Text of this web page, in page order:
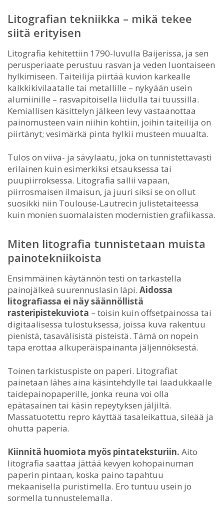
Litografian tekniikka – mikä tekee
siitä erityisen
Litografia kehitettiin 1790-luvulla Baijerissa, ja sen
perusperiaate perustuu rasvan ja veden luontaiseen
hylkimiseen. Taiteilija piirtää kuvion karkealle
kalkkikivilaatalle tai metallille – nykyään usein
alumiinille – rasvapitoisella liidulla tai tuussilla.
Kemiallisen käsittelyn jälkeen levy vastaanottaa
painomusteen vain niihin kohtiin, joihin taiteilija on
piirtänyt; vesimärkä pinta hylkii musteen muualta.
Tulos on viiva- ja sävylaatu, joka on tunnistettavasti
erilainen kuin esimerkiksi etsauksessa tai
puupiirroksessa. Litografia sallii vapaan,
piirrosmaisen ilmaisun, ja juuri siksi se on ollut
suosikki niin Toulouse-Lautrecin julistetaiteessa
kuin monien suomalaisten modernistien grafiikassa.
Miten litografia tunnistetaan muista
painotekniikoista
Ensimmäinen käytännön testi on tarkastella
painojälkeä suurennuslasin läpi. Aidossa
litografiassa ei näy säännöllistä
rasteripistekuviota – toisin kuin offsetpainossa tai
digitaalisessa tulostuksessa, joissa kuva rakentuu
pienistä, tasavälisistä pisteistä. Tämä on nopein
tapa erottaa alkuperäispainanta jäljennöksestä.
Toinen tarkistuspiste on paperi. Litografiat
painetaan lähes aina käsintehdylle tai laadukkaalle
taidepainopaperille, jonka reuna voi olla
epätasainen tai käsin repeytyksen jäljiltä.
Massatuotettu repro käyttää tasaleikattua, sileää ja
ohutta paperia.
Kiinnitä huomiota myös pintateksturiin. Aito
litografia saattaa jättää kevyen kohopainuman
paperin pintaan, koska paino tapahtuu
mekaanisella puristimella. Ero tuntuu usein jo
sormella tunnustelemalla.